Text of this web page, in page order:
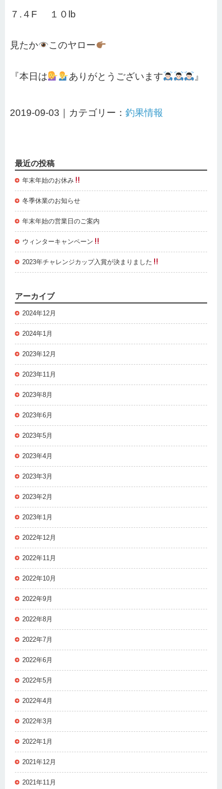
７.４F １０lb
見たか このヤロー
『本日は ありがとうございます 』
2019-09-03｜カテゴリー： 釣果情報
最近の投稿
年末年始のお休み
冬季休業のお知らせ
年末年始の営業日のご案内
ウィンターキャンペーン
2023年チャレンジカップ入賞が決まりました
アーカイブ
2024年12月
2024年1月
2023年12月
2023年11月
2023年8月
2023年6月
2023年5月
2023年4月
2023年3月
2023年2月
2023年1月
2022年12月
2022年11月
2022年10月
2022年9月
2022年8月
2022年7月
2022年6月
2022年5月
2022年4月
2022年3月
2022年1月
2021年12月
2021年11月